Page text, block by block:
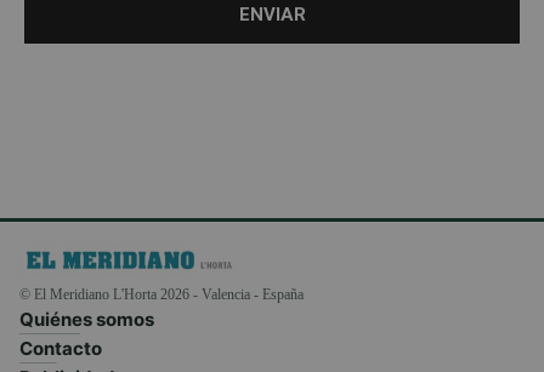
© El Meridiano L'Horta 2026 - Valencia - España
Quiénes somos
Contacto